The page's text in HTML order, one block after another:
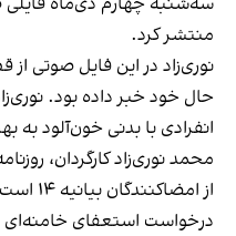
منتشر کرد.
نوری‌زاد در این فایل صوتی
حال خود خبر داده بود.
انفرادی با بدنی خون‌آلود
محمد نوری‌زاد کارگردان،
درخواست استعفای خامنه‌ای